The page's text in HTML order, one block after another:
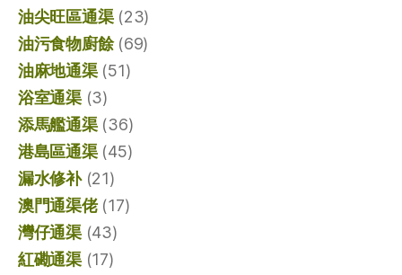
油尖旺區通渠(23)
油污食物廚餘(69)
油麻地通渠(51)
浴室通渠(3)
添馬艦通渠(36)
港島區通渠(45)
漏水修补(21)
澳門通渠佬(17)
灣仔通渠(43)
紅磡通渠(17)